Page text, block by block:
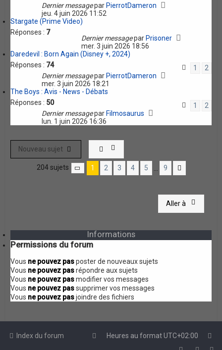
Dernier messagepar PierrotDameron
jeu. 4 juin 2026 11:52
Stargate (Prime Video)
Réponses : 7
Dernier messagepar Prisoner
mer. 3 juin 2026 18:56
Daredevil : Born Again (Disney +, 2024)
Réponses : 74 1
2
Dernier messagepar PierrotDameron
mer. 3 juin 2026 18:21
The Boys : Avis - News - Débats
Réponses : 50 1
2
Dernier messagepar Filmosaurus
lun. 1 juin 2026 16:36
Nouveau sujet
204 sujets Page 1sur 9
1 2 3 4 5 9
Aller à
Informations
Permissions du forum
Vous ne pouvez pasposter de nouveaux sujets
Vous ne pouvez pasrépondre aux sujets
Vous ne pouvez pasmodifier vos messages
Vous ne pouvez passupprimer vos messages
Vous ne pouvez pasjoindre des fichiers
Index du forum Heures au formatUTC+02:00